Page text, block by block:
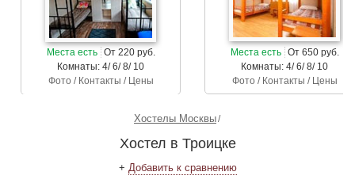
Места есть От 220 руб.
Комнаты: 4/ 6/ 8/ 10
Фото / Контакты / Цены
Места есть От 650 руб.
Комнаты: 4/ 6/ 8/ 10
Фото / Контакты / Цены
Хостелы Москвы
Хостел в Троицке
+ Добавить к сравнению